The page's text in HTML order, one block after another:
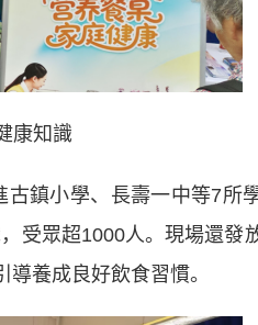
康知識
鎮小學、長壽一中等7所
受眾超1000人。現場還發
養成良好飲食習慣。